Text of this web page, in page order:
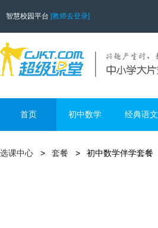
智慧校园平台 [教师去登录]
首页 初中数学 经典语文
选课中心 套餐 初中数学伴学套餐